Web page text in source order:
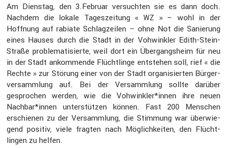
Am Dienstag, den 3.Februar versuchten sie es dann doch.
Nachdem die lokale Tages­zei­tung « WZ
» – wohl in der
Hoffnung auf rabiate Schlag­zeilen – ohne Not die Sanie­rung
eines Hauses durch die Stadt in der Vohwinkler Edith-Stein-
Straße proble­ma­ti­sierte, weil dort ein Übergangs­heim für neu
in der Stadt ankom­mende Flücht­linge entstehen soll, rief « die
Rechte » zur Störung einer von der Stadt organi­sierten Bürger­
ver­samm­lung auf. Bei der Versamm­lung sollte darüber
gespro­chen werden, wie die Vohwinkler*innen ihre neuen
Nachbar*innen unter­stützen können. Fast 200 Menschen
erschienen zu der Versamm­lung, die Stimmung war überwie­
gend positiv, viele fragten nach Möglich­keiten, den Flücht­
lingen zu helfen.